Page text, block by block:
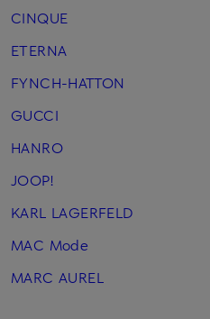
CINQUE
ETERNA
FYNCH-HATTON
GUCCI
HANRO
JOOP!
KARL LAGERFELD
MAC Mode
MARC AUREL